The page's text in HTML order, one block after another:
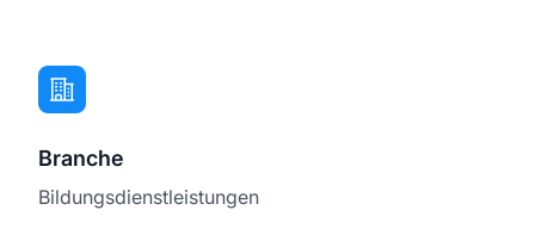
Branche
Bildungsdienstleistungen